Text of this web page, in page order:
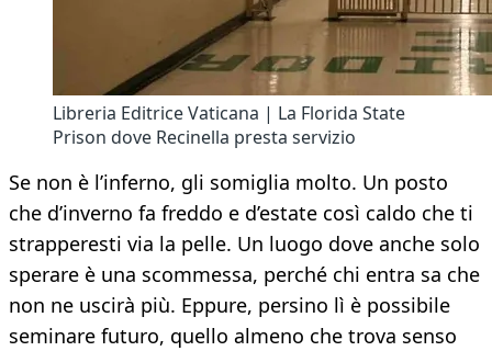
Libreria Editrice Vaticana | La Florida State
Prison dove Recinella presta servizio
Se non è l’inferno, gli somiglia molto. Un posto
che d’inverno fa freddo e d’estate così caldo che ti
strapperesti via la pelle. Un luogo dove anche solo
sperare è una scommessa, perché chi entra sa che
non ne uscirà più. Eppure, persino lì è possibile
seminare futuro, quello almeno che trova senso